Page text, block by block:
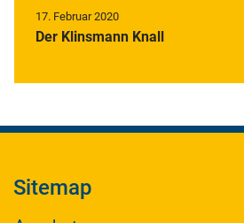
17. Februar 2020
Der Klinsmann Knall
Sitemap